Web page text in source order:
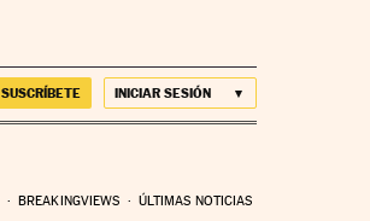
SUSCRÍBETE INICIAR SESIÓN
BREAKINGVIEWS ÚLTIMAS NOTICIAS